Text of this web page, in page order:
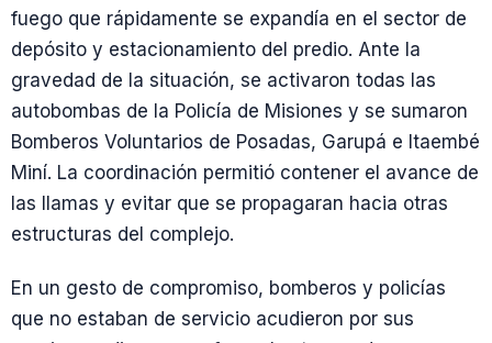
fuego que rápidamente se expandía en el sector de
depósito y estacionamiento del predio. Ante la
gravedad de la situación, se activaron todas las
autobombas de la Policía de Misiones y se sumaron
Bomberos Voluntarios de Posadas, Garupá e Itaembé
Miní. La coordinación permitió contener el avance de
las llamas y evitar que se propagaran hacia otras
estructuras del complejo.
En un gesto de compromiso, bomberos y policías
que no estaban de servicio acudieron por sus